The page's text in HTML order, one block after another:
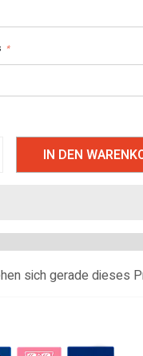
*
IN DEN
sich gerade dieses